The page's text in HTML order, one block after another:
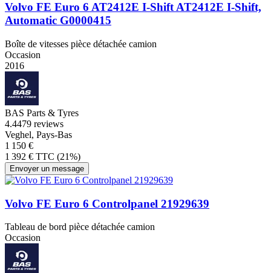
Volvo FE Euro 6 AT2412E I-Shift AT2412E I-Shift,
Automatic G0000415
Boîte de vitesses pièce détachée camion
Occasion
2016
BAS Parts & Tyres
4.4479 reviews
Veghel, Pays-Bas
1 150 €
1 392 € TTC (21%)
Envoyer un message
Volvo FE Euro 6 Controlpanel 21929639
Tableau de bord pièce détachée camion
Occasion